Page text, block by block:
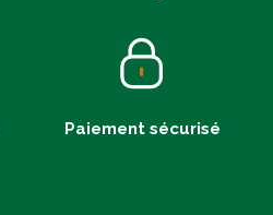
Paiement sécurisé